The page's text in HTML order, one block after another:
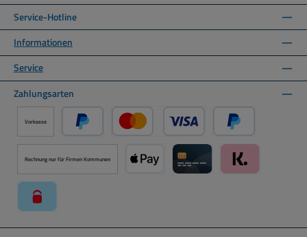
Service-Hotline
Informationen
Service
Zahlungsarten
Vorkasse
PayPal Kredit- oder Debitkarte über PayPal
Später Bezahlen
Rechnung nur für Firmen Kommunen